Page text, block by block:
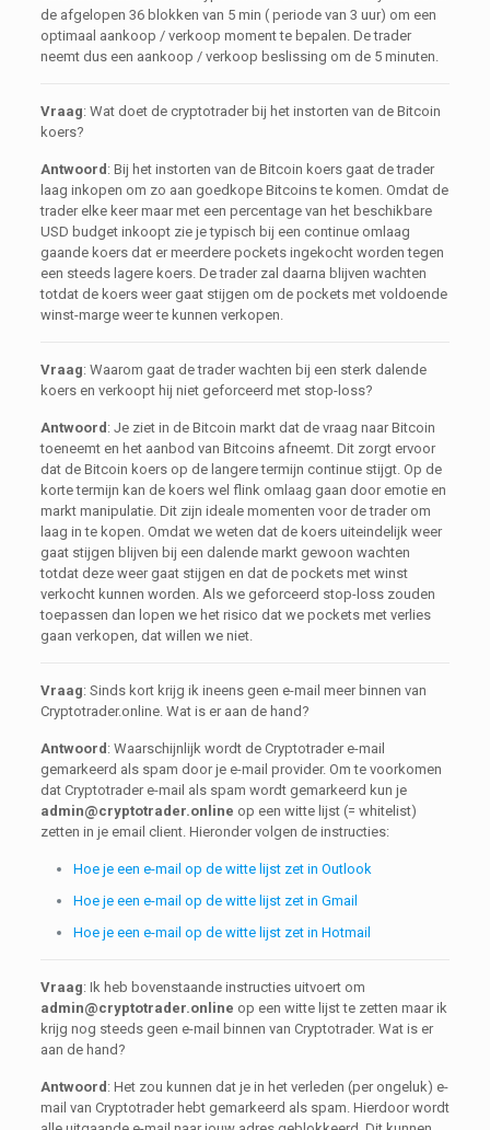
de afgelopen 36 blokken van 5 min ( periode van 3 uur) om een
optimaal aankoop / verkoop moment te bepalen. De trader
neemt dus een aankoop / verkoop beslissing om de 5 minuten.
Vraag: Wat doet de cryptotrader bij het instorten van de Bitcoin
koers?
Antwoord : Bij het instorten van de Bitcoin koers gaat de trader
laag inkopen om zo aan goedkope Bitcoins te komen. Omdat de
trader elke keer maar met een percentage van het beschikbare
USD budget inkoopt zie je typisch bij een continue omlaag
gaande koers dat er meerdere pockets ingekocht worden tegen
een steeds lagere koers. De trader zal daarna blijven wachten
totdat de koers weer gaat stijgen om de pockets met voldoende
winst-marge weer te kunnen verkopen.
Vraag: Waarom gaat de trader wachten bij een sterk dalende
koers en verkoopt hij niet geforceerd met stop-loss?
Antwoord : Je ziet in de Bitcoin markt dat de vraag naar Bitcoin
toeneemt en het aanbod van Bitcoins afneemt. Dit zorgt ervoor
dat de Bitcoin koers op de langere termijn continue stijgt. Op de
korte termijn kan de koers wel flink omlaag gaan door emotie en
markt manipulatie. Dit zijn ideale momenten voor de trader om
laag in te kopen. Omdat we weten dat de koers uiteindelijk weer
gaat stijgen blijven bij een dalende markt gewoon wachten
totdat deze weer gaat stijgen en dat de pockets met winst
verkocht kunnen worden. Als we geforceerd stop-loss zouden
toepassen dan lopen we het risico dat we pockets met verlies
gaan verkopen, dat willen we niet.
Vraag: Sinds kort krijg ik ineens geen e-mail meer binnen van
Cryptotrader.online. Wat is er aan de hand?
Antwoord : Waarschijnlijk wordt de Cryptotrader e-mail
gemarkeerd als spam door je e-mail provider. Om te voorkomen
dat Cryptotrader e-mail als spam wordt gemarkeerd kun je
admin@cryptotrader.online op een witte lijst (= whitelist)
zetten in je email client. Hieronder volgen de instructies:
Hoe je een e-mail op de witte lijst zet in Outlook
Hoe je een e-mail op de witte lijst zet in Gmail
Hoe je een e-mail op de witte lijst zet in Hotmail
Vraag: Ik heb bovenstaande instructies uitvoert om
admin@cryptotrader.online op een witte lijst te zetten maar ik
krijg nog steeds geen e-mail binnen van Cryptotrader. Wat is er
aan de hand?
Antwoord : Het zou kunnen dat je in het verleden (per ongeluk) e-
mail van Cryptotrader hebt gemarkeerd als spam. Hierdoor wordt